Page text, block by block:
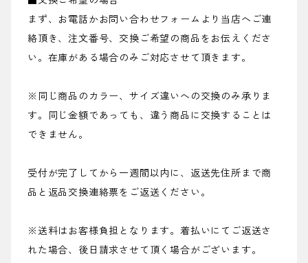
まず、お電話かお問い合わせフォームより当店へご連
絡頂き、注文番号、交換ご希望の商品をお伝えくださ
い。在庫がある場合のみご対応させて頂きます。
※同じ商品のカラー、サイズ違いへの交換のみ承りま
す。同じ金額であっても、違う商品に交換することは
できません。
受付が完了してから一週間以内に、返送先住所まで商
品と返品交換連絡票をご返送ください。
※送料はお客様負担となります。着払いにてご返送さ
れた場合、後日請求させて頂く場合がございます。